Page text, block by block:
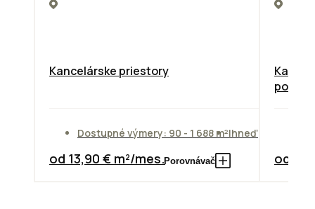
Kancelárske priestory
Dostupné výmery: 90 - 1 688 m²Ihneď
od 13,90 € m²/mes.Porovnávač od